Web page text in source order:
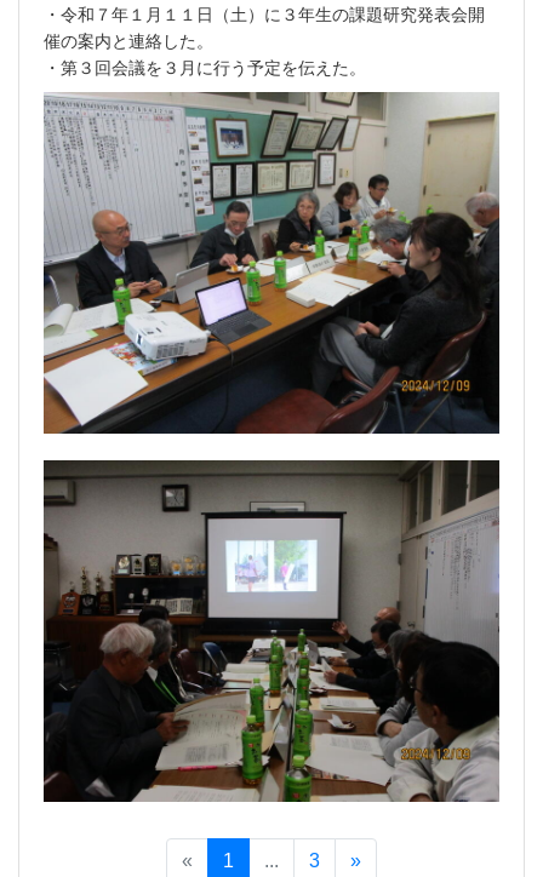
・令和７年１月１１日（土）に３年生の課題研究発表会開
催の案内と連絡した。
・第３回会議を３月に行う予定を伝えた。
« 1 ... 3 »